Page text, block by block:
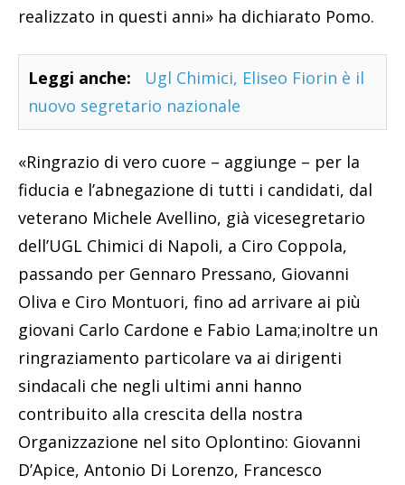
realizzato in questi anni» ha dichiarato Pomo.
Leggi anche:
Ugl Chimici, Eliseo Fiorin è il
nuovo segretario nazionale
«Ringrazio di vero cuore – aggiunge – per la
fiducia e l’abnegazione di tutti i candidati, dal
veterano Michele Avellino, già vicesegretario
dell’UGL Chimici di Napoli, a Ciro Coppola,
passando per Gennaro Pressano, Giovanni
Oliva e Ciro Montuori, fino ad arrivare ai più
giovani Carlo Cardone e Fabio Lama;inoltre un
ringraziamento particolare va ai dirigenti
sindacali che negli ultimi anni hanno
contribuito alla crescita della nostra
Organizzazione nel sito Oplontino: Giovanni
D’Apice, Antonio Di Lorenzo, Francesco